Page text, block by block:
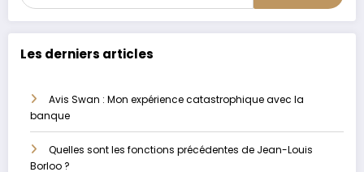
Les derniers articles
Avis Swan : Mon expérience catastrophique avec la
banque
Quelles sont les fonctions précédentes de Jean-Louis
Borloo ?